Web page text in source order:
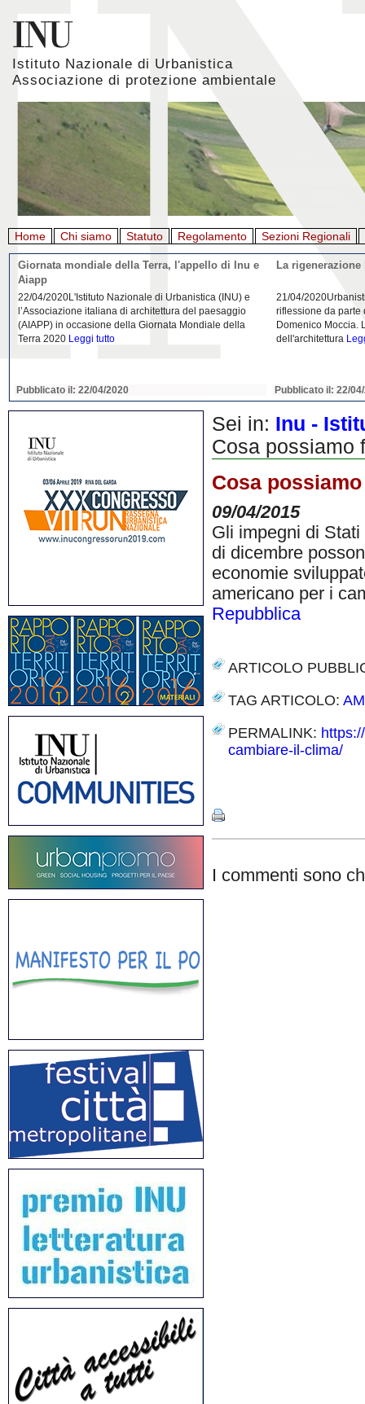
Istituto Nazionale di Urbanistica
Associazione di protezione ambientale
Home Chi siamo Statuto Regolamento Sezioni Regionali
Giornata mondiale della Terra, l'appello di Inu e
Aiapp
22/04/2020L'Istituto Nazionale di Urbanistica (INU) e
l’Associazione italiana di architettura del paesaggio
(AIAPP) in occasione della Giornata Mondiale della
Terra 2020 Leggi tutto
Pubblicato il: 22/04/2020
La
21/04/
riflessione da parte
Domenico Moccia.
dell'architettura
Pubblicato il: 22/
Sei in: Inu -
Cosa possiamo
Cosa
09/04/2015
Gli impegni di
di dicembre
economie
americano per i
Repubblica
ARTICOLO
TAG ARTICOLO:
PERMALINK:
cambiare-il-clima/
I commenti sono